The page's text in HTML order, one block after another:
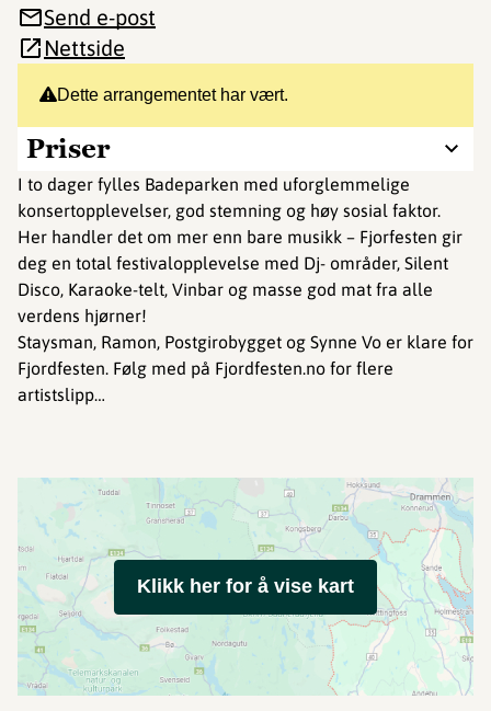
Dette arrangementet har vært.
Priser
I to dager fylles Badeparken med uforglemmelige
konsertopplevelser, god stemning og høy sosial faktor.
Her handler det om mer enn bare musikk – Fjorfesten gir
deg en total festivalopplevelse med Dj- områder, Silent
Disco, Karaoke-telt, Vinbar og masse god mat fra alle
verdens hjørner!
Staysman, Ramon, Postgirobygget og Synne Vo er klare for
Fjordfesten. Følg med på Fjordfesten.no for flere
artistslipp…
Send e-post
Nettside
Klikk her for å vise kart